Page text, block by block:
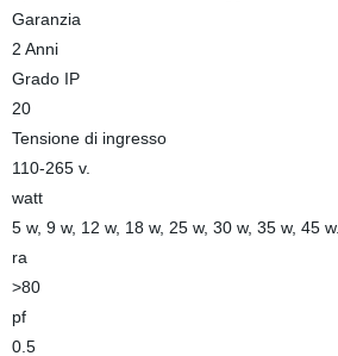
Garanzia
2 Anni
Grado IP
20
Tensione di ingresso
110-265 v.
watt
5 w, 9 w, 12 w, 18 w, 25 w, 30 w, 35 w, 45 w.
ra
>80
pf
0.5